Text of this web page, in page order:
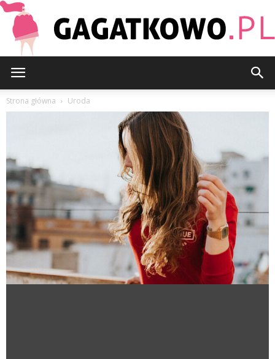
Strona główna Uroda